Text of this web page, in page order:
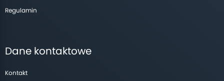
Regulamin
Dane kontaktowe
Kontakt